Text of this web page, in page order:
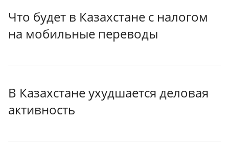
Что будет в Казахстане с налогом
на мобильные переводы
В Казахстане ухудшается деловая
активность